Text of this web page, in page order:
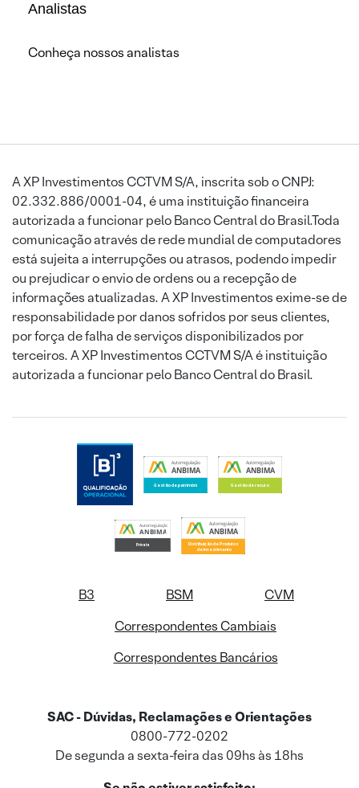
Analistas
Conheça nossos analistas
A XP Investimentos CCTVM S/A, inscrita sob o CNPJ:
02.332.886/0001-04, é uma instituição financeira
autorizada a funcionar pelo Banco Central do Brasil.Toda
comunicação através de rede mundial de computadores
está sujeita a interrupções ou atrasos, podendo impedir
ou prejudicar o envio de ordens ou a recepção de
informações atualizadas. A XP Investimentos exime-se de
responsabilidade por danos sofridos por seus clientes,
por força de falha de serviços disponibilizados por
terceiros. A XP Investimentos CCTVM S/A é instituição
autorizada a funcionar pelo Banco Central do Brasil.
B3 BSM
CVM
Correspondentes Cambiais
Correspondentes Bancários
SAC - Dúvidas, Reclamações e Orientações
0800-772-0202
De segunda a sexta-feira das 09hs às 18hs